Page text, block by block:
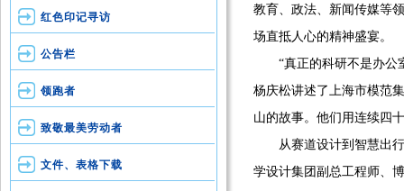
红色印记寻访
公告栏
领跑者
致敬最美劳动者
文件、表格下载
教育、政法、新闻传媒等
场直抵人心的精神盛宴。
“真正的科研不是办公室
杨庆松讲述了上海市模范
山的故事。他们用连续四
从赛道设计到智慧出行
学设计集团副总工程师、